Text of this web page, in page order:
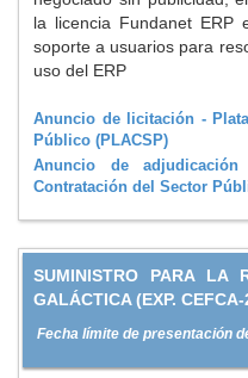
la licencia Fundanet ERP
soporte a usuarios para
uso del ERP
Anuncio de licitación -
Público (PLACSP)
Anuncio de
Contratación del Sector
SUMINISTRO PARA LA
GALÁCTICA (EXP.
Fecha límite de presentación